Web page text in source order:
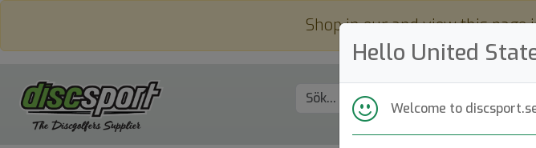
Hello United
Welcome to
Shop in eur and view this page